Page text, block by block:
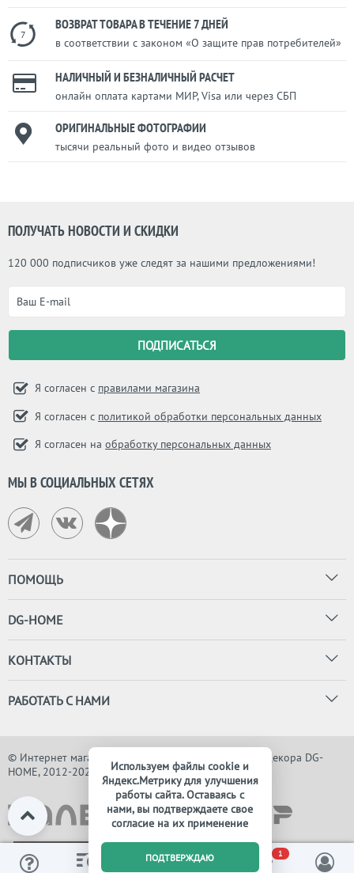
7
ВОЗВРАТ ТОВАРА В ТЕЧЕНИЕ 7 ДНЕЙ
в соответствии с законом «О защите прав потребителей»
НАЛИЧНЫЙ И БЕЗНАЛИЧНЫЙ РАСЧЕТ
онлайн оплата картами МИР, Visa или через СБП
ОРИГИНАЛЬНЫЕ ФОТОГРАФИИ
тысячи реальный фото и видео отзывов
ПОЛУЧАТЬ НОВОСТИ И СКИДКИ
120 000 подписчиков уже следят за нашими предложениями!
Я согласен с правилами магазина
Я согласен с политикой обработки персональных данных
Я согласен на обработку персональных данных
МЫ В СОЦИАЛЬНЫХ СЕТЯХ
ПОМОЩЬ
DG-HOME
КОНТАКТЫ
РАБОТАТЬ С НАМИ
© Интернет магазин дизайнерской мебели, света и декора DG-
HOME, 2012-2026. Все права защищены
0 1
Используем файлы cookie и
Яндекс.Метрику для улучшения
работы сайта. Оставаясь с
нами, вы подтверждаете свое
согласие на их применение
ПОДТВЕРЖДАЮ